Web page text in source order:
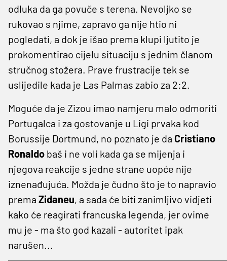
odluka da ga povuče s terena. Nevoljko se
rukovao s njime, zapravo ga nije htio ni
pogledati, a dok je išao prema klupi ljutito je
prokomentirao cijelu situaciju s jednim članom
stručnog stožera. Prave frustracije tek se
uslijedile kada je Las Palmas zabio za 2:2.
Moguće da je Zizou imao namjeru malo odmoriti
Portugalca i za gostovanje u Ligi prvaka kod
Borussije Dortmund, no poznato je da Cristiano
Ronaldo baš i ne voli kada ga se mijenja i
njegova reakcije s jedne strane uopće nije
iznenađujuća. Možda je čudno što je to napravio
prema Zidaneu, a sada će biti zanimljivo vidjeti
kako će reagirati francuska legenda, jer ovime
mu je - ma što god kazali - autoritet ipak
narušen...